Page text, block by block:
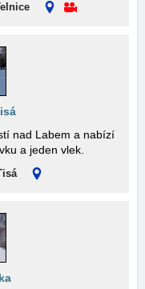
nad Labem a nabízí
a jeden vlek.